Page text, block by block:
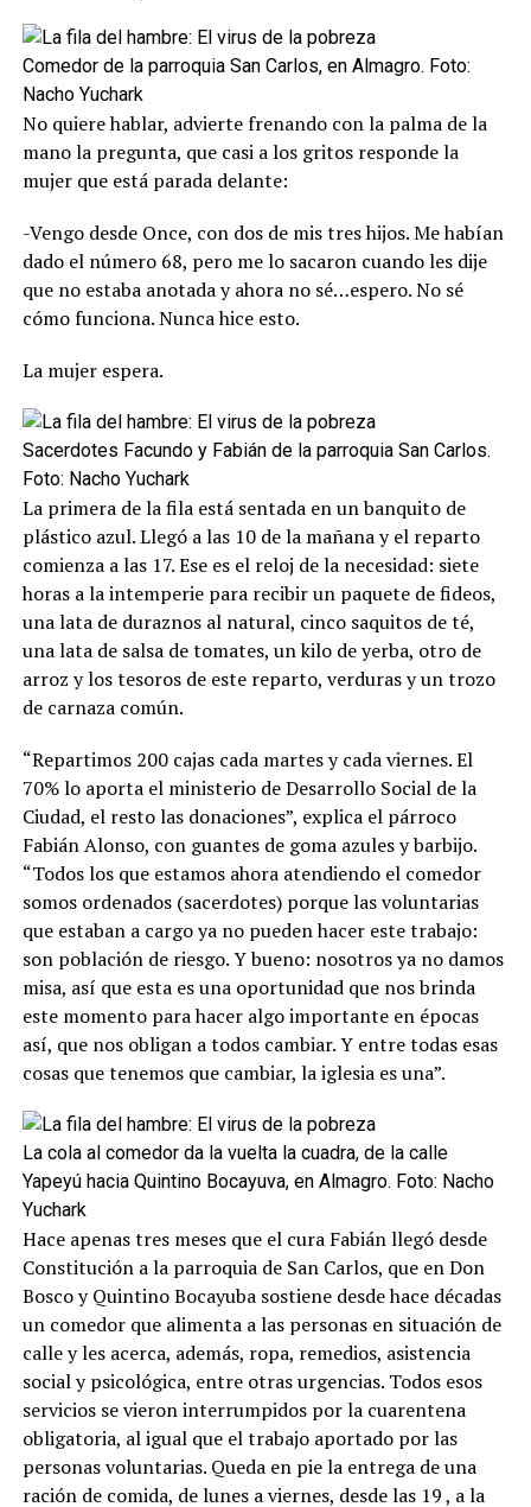
Comedor de la parroquia San Carlos, en Almagro. Foto:
Nacho Yuchark
No quiere hablar, advierte frenando con la palma de la
mano la pregunta, que casi a los gritos responde la
mujer que está parada delante:
-Vengo desde Once, con dos de mis tres hijos. Me habían
dado el número 68, pero me lo sacaron cuando les dije
que no estaba anotada y ahora no sé…espero. No sé
cómo funciona. Nunca hice esto.
La mujer espera.
Sacerdotes Facundo y Fabián de la parroquia San Carlos.
Foto: Nacho Yuchark
La primera de la fila está sentada en un banquito de
plástico azul. Llegó a las 10 de la mañana y el reparto
comienza a las 17. Ese es el reloj de la necesidad: siete
horas a la intemperie para recibir un paquete de fideos,
una lata de duraznos al natural, cinco saquitos de té,
una lata de salsa de tomates, un kilo de yerba, otro de
arroz y los tesoros de este reparto, verduras y un trozo
de carnaza común.
“Repartimos 200 cajas cada martes y cada viernes. El
70% lo aporta el ministerio de Desarrollo Social de la
Ciudad, el resto las donaciones”, explica el párroco
Fabián Alonso, con guantes de goma azules y barbijo.
“Todos los que estamos ahora atendiendo el comedor
somos ordenados (sacerdotes) porque las voluntarias
que estaban a cargo ya no pueden hacer este trabajo:
son población de riesgo. Y bueno: nosotros ya no damos
misa, así que esta es una oportunidad que nos brinda
este momento para hacer algo importante en épocas
así, que nos obligan a todos cambiar. Y entre todas esas
cosas que tenemos que cambiar, la iglesia es una”.
La cola al comedor da la vuelta la cuadra, de la calle
Yapeyú hacia Quintino Bocayuva, en Almagro. Foto: Nacho
Yuchark
Hace apenas tres meses que el cura Fabián llegó desde
Constitución a la parroquia de San Carlos, que en Don
Bosco y Quintino Bocayuba sostiene desde hace décadas
un comedor que alimenta a las personas en situación de
calle y les acerca, además, ropa, remedios, asistencia
social y psicológica, entre otras urgencias. Todos esos
servicios se vieron interrumpidos por la cuarentena
obligatoria, al igual que el trabajo aportado por las
personas voluntarias. Queda en pie la entrega de una
ración de comida, de lunes a viernes, desde las 19 , a la